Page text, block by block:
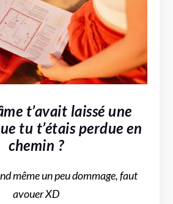
t’avait laissé une
tu t’étais perdue en
chemin ?
même un peu dommage, faut
avouer XD